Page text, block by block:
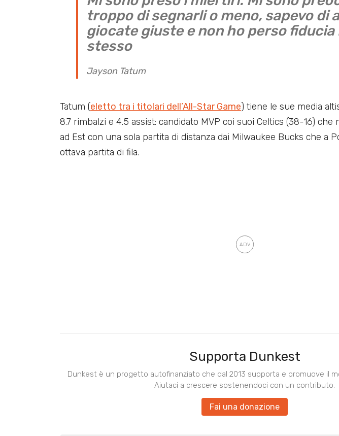
troppo di segnarli o meno, sapevo di
giocate giuste e non ho perso fiducia
stesso
Jayson Tatum
Tatum (eletto tra i titolari dell’All-Star Game) tiene le sue media
8.7 rimbalzi e 4.5 assist: candidato MVP coi suoi Celtics (38-16) che
ad Est con una sola partita di distanza dai Milwaukee Bucks che a
ottava partita di fila.
Supporta Dunkest
Dunkest è un progetto autofinanziato che dal 2013 supporta e promuove il
Aiutaci a crescere sostenendoci con un contributo.
Fai una donazione